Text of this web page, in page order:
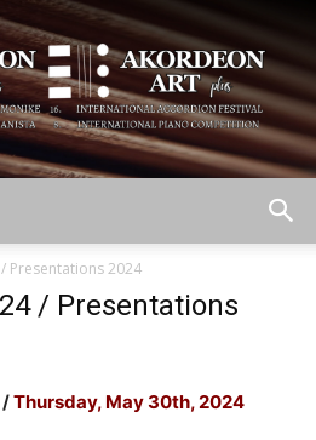
Presentations 2024
/ Presentations
/Thursday, May 30th, 2024